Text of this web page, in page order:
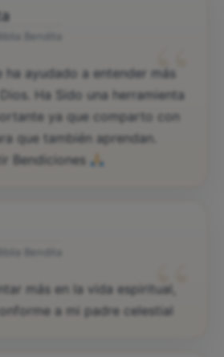
“
ha ayudado a entender más
Ha Sido una herramienta
ya que comparto con
que también aprendan.
Bendiciones
“
más en la vida espiritual,
a mi padre celestial